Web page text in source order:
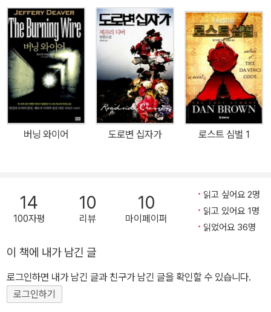
공으로 등극한다. 《잠자는 인형》과 《도로변 십자가》 《XO》까지 시리
즈를 거치며 활약해온 캐트린 댄스는 《고독한 강》에서 스너프 필름
제작자와 맞붙는다. 군중을 고립시키고 공포심을 불어넣어 서로 죽이
게 하는 독특한 살인 방식, 타인의 불행을 관음하는 변태적 심리, 참사
현장 영상을 유통하는 다크웹 플랫폼 등 오늘을 관통하는 주제를 다
룬 《고독한 강》은 ‘제프리 디버 스릴러의 정점’이라는 찬사를 받았다.
천재 범죄학자 링컨 라임을 탄생시킨 작가 제프리 디버가 최신 스탠
드 얼론으로 돌아왔다. 영문도 모르는 채 쫓기는 자, 오로지 기계적으
로 대상을 쫓기에 더욱 무시무시한 쫓는 자, 그리고 쫓는 자에 대한 복
수와 함께 쫓기는 자를 보호해야 하는 지키는 자, 이렇게 3인의 강렬
한 남성 캐릭터가 등장하는 《엣지》는 단 사흘 동안 펼쳐지는 숨 막히
는 추격과 심리전을 첫 페이지부터 마지막 페이지까지 쉴 새 없이 몰
아붙이는, 그야말로 속도의 극한을 보여 주는 작품이다. 작품마다 기
존의 소설에서는 접할 수 없는 새로운 직업군을 가진 주인공을 등장
시켰던 제프리 디버는 이번에도 어떠한 위험 속에서도 대상을 안전하
운 재미를 더한다. 《엣지》는 출간 후 뉴욕 타임스 베스트셀러 최상위
권을 기록했으며 2011년 인터내셔널 스릴러 라이터스(ITW) 어워드
최종 후보작에 선정되기도 했다. 위기에 처한 형사와 그 가족을 사이
위해, 다른 한 명은 그들을 보호하기 위해 클라이언트에게 의뢰를 받
아 대상으로부터 중요 정보를 캐내는 일을 하는 ‘물리적 정보 추출 전
문가’ 헨리 러빙. 정보를 얻기 위해서 대상에게 어떠한 잔혹한 행위도
버닝 와이어 도로변 십자가 로스트 심벌 1
14
100자평
10
리뷰
10
마이페이퍼
읽고 싶어요 2명
읽고 있어요 1명
읽었어요 36명
이 책에 내가 남긴 글
로그인하면 내가 남긴 글과 친구가 남긴 글을 확인할 수 있습니다.
로그인하기